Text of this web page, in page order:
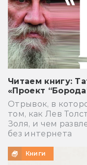
Читаем книгу:
«Проект
Отрывок, в
том, как Лев
Золя, и чем
без интернета
Книги